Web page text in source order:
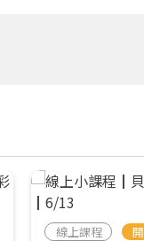
線上課程